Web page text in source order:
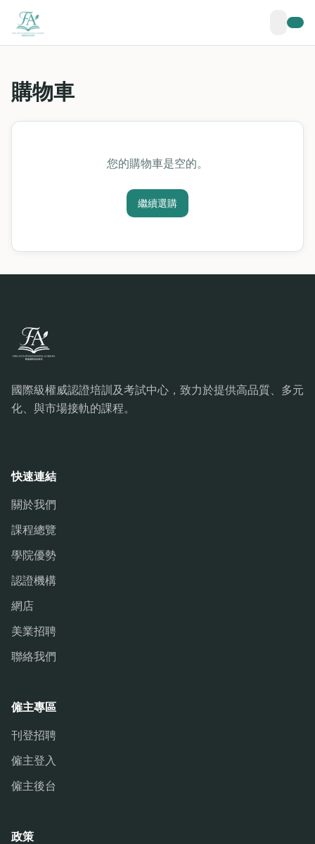
購物車
您的購物車是空的。
繼續選購
國際級權威認證培訓及考試中心，致力於提供高品質、多元
化、與市場接軌的課程。
快速連結
關於我們
課程總覽
學院優勢
認證機構
網店
美業招聘
聯絡我們
僱主專區
刊登招聘
僱主登入
僱主後台
政策